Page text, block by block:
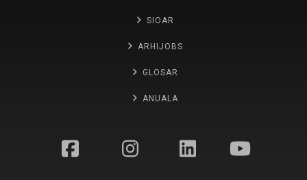
SIOAR
ARHIJOBS
GLOSAR
ANUALA